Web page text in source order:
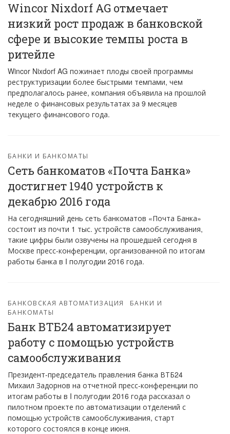
Wincor Nixdorf AG отмечает
низкий рост продаж в банковской
сфере и высокие темпы роста в
ритейле
Wincor Nixdorf AG пожинает плоды своей программы
реструктуризации более быстрыми темпами, чем
предполагалось ранее, компания объявила на прошлой
неделе о финансовых результатах за 9 месяцев
текущего финансового года.
БАНКИ И БАНКОМАТЫ
Сеть банкоматов «Почта Банка»
достигнет 1940 устройств к
декабрю 2016 года
На сегодняшний день сеть банкоматов «Почта Банка»
состоит из почти 1 тыс. устройств самообслуживания,
такие цифры были озвучены на прошедшей сегодня в
Москве пресс-конференции, организованной по итогам
работы банка в I полугодии 2016 года.
БАНКОВСКАЯ АВТОМАТИЗАЦИЯ
БАНКИ И
БАНКОМАТЫ
Банк ВТБ24 автоматизирует
работу с помощью устройств
самообслуживания
Президент-председатель правления банка ВТБ24
Михаил Задорнов на отчетной пресс-конференции по
итогам работы в I полугодии 2016 года рассказал о
пилотном проекте по автоматизации отделений с
помощью устройств самообслуживания, старт
которого состоялся в конце июня.